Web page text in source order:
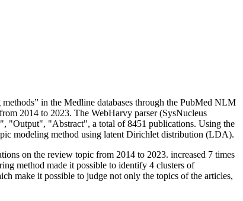
in the Medline databases through the PubMed NLM
2014 to 2023. The WebHarvy parser (SysNucleus
"Output", "Abstract", a total of 8451 publications. Using the
modeling method using latent Dirichlet distribution (LDA).
on the review topic from 2014 to 2023. increased 7 times
method made it possible to identify 4 clusters of
make it possible to judge not only the topics of the articles,